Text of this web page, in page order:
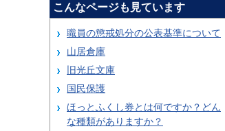
こんなページも見ています
職員の懲戒処分の公表基準について
山居倉庫
旧光丘文庫
国民保護
ほっとふくし券とは何ですか？どん
な種類がありますか？